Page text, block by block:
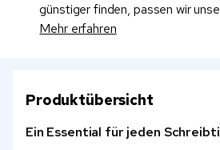
günstiger finden, passen wir
Mehr erfahren
Produktübersicht
Ein Essential für jeden